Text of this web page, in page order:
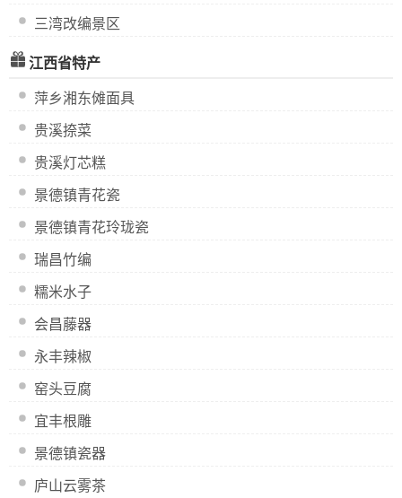
三湾改编景区
江西省特产
萍乡湘东傩面具
贵溪捺菜
贵溪灯芯糕
景德镇青花瓷
景德镇青花玲珑瓷
瑞昌竹编
糯米水子
会昌藤器
永丰辣椒
窑头豆腐
宜丰根雕
景德镇瓷器
庐山云雾茶